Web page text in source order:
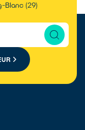
Blanc (29)